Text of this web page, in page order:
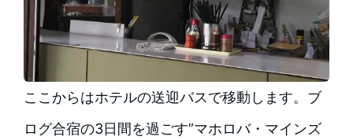
ここからはホテルの送迎バスで移動します。ブ
ログ合宿の3日間を過ごす”マホロバ・マインズ